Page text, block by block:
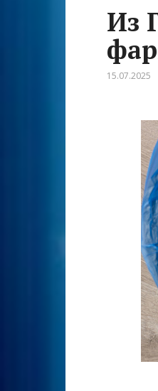
Из
15.07.2025